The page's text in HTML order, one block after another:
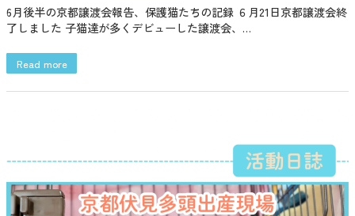
6月後半の京都譲渡会報告、保護猫たちの記録 ６月21日京都譲渡会終
了しました 子猫達が多くデビューした譲渡会、…
Read more